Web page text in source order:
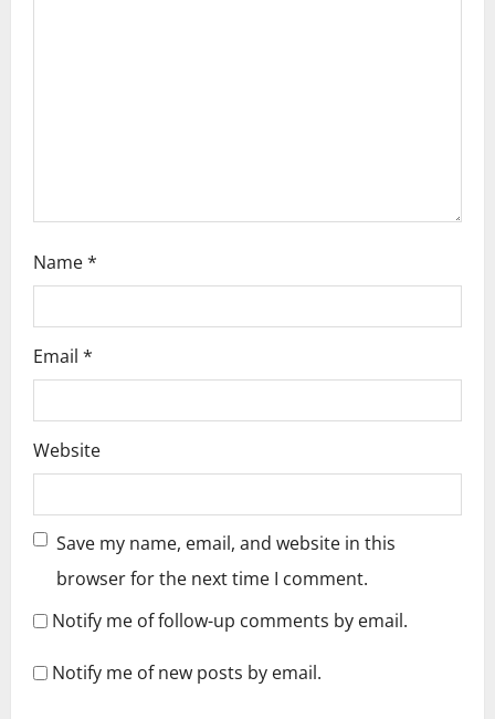
Name*
Email *
Website
Save my name, email, and website in this
browser for the next time I comment.
Notify me of follow-up comments by email.
Notify me of new posts by email.